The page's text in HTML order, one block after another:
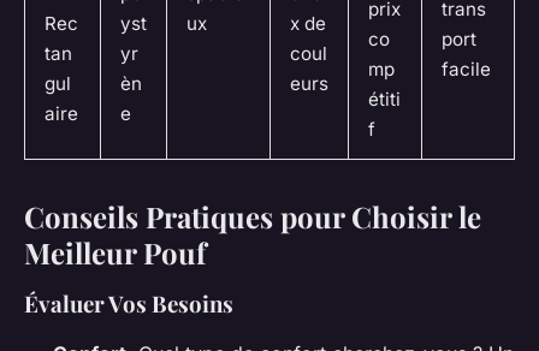
Rec
tan
gul
aire
yst
yr
èn
e
ux
x de
coul
eurs
prix
co
mp
étiti
f
trans
port
facile
Conseils Pratiques pour Choisir le
Meilleur Pouf
Évaluer Vos Besoins